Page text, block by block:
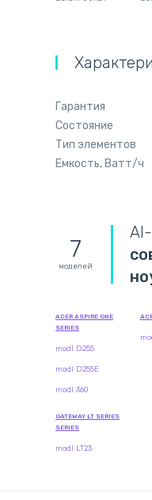
Гарантия
Состояние
Тип элементов
Емкость, Ватт/ч
7
моделей
ACER ASPIRE ONE
SERIES
modl D255
modl D255E
modl 360
GATEWAY LT SERIES
SERIES
modl LT23